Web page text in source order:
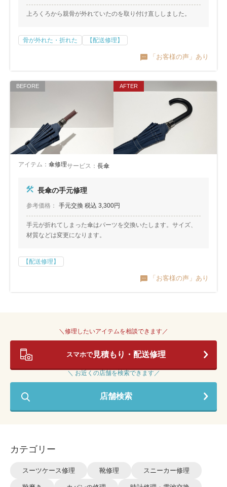
上ろくろから親骨が外れていたのを取り付け直ししました。
骨が外れた・折れた 【配送修理】
「お客様の声」あり
アイテム： 傘修理サービス： 長傘
長傘の手元修理
参考価格： 手元交換 税込 3,300円
手元が折れてしまった傘はパーツを交換いたします。サイズ、
材質などは変更になります。
【配送修理】
「お客様の声」あり
＼修理したいアイテムを相談できます／
スマホで見積もり・配送修理
＼ お近くの店舗を検索できます／
店舗検索
カテゴリー
スーツケース修理 靴修理 スニーカー修理